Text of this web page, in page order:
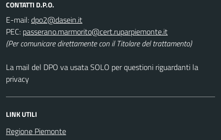
CONTATTI D.P.O.
E-mail:
PEC:
(Per comunicare direttamente con il Titolare del trattamento)
La mail del DPO va usata SOLO per questioni riguardanti la
privacy
LINK UTILI
Regione Piemonte